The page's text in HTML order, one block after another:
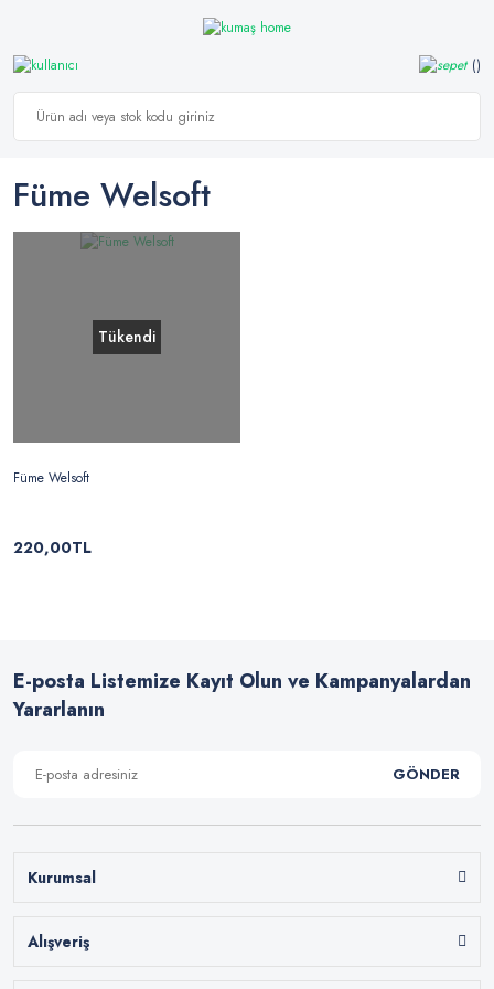
Füme Welsoft
Tükendi
Füme Welsoft
220,00TL
E-posta Listemize Kayıt Olun ve Kampanyalardan
Yararlanın
GÖNDER
Kurumsal
Alışveriş